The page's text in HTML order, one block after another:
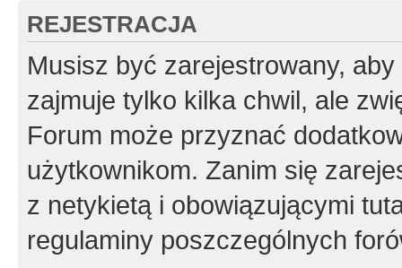
REJESTRACJA
Musisz być zarejestrowany,
zajmuje tylko kilka chwil, ale
Forum może przyznać
użytkownikom. Zanim się
z netykietą i obowiązującymi
regulaminy poszczególnych